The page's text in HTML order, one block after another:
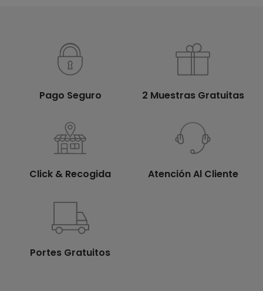
Pago Seguro 2 Muestras Gratuitas
Click & Recogida Atención Al Cliente
Portes Gratuitos